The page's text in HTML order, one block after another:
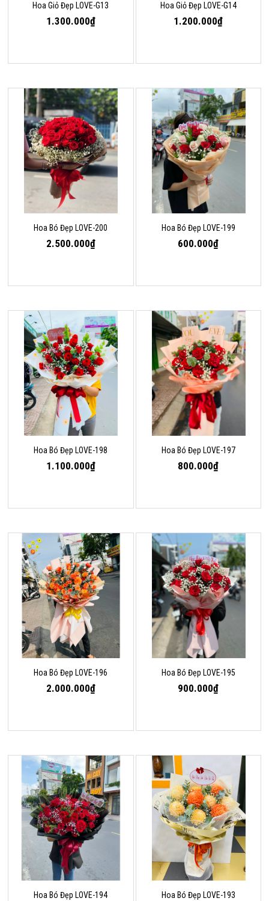
Hoa Giỏ Đẹp LOVE-G13
1.300.000₫
Hoa Giỏ Đẹp LOVE-G14
1.200.000₫
Hoa Bó Đẹp LOVE-200
2.500.000₫
Hoa Bó Đẹp LOVE-199
600.000₫
Hoa Bó Đẹp LOVE-198
1.100.000₫
Hoa Bó Đẹp LOVE-197
800.000₫
Hoa Bó Đẹp LOVE-196
2.000.000₫
Hoa Bó Đẹp LOVE-195
900.000₫
Hoa Bó Đẹp LOVE-194 Hoa Bó Đẹp LOVE-193